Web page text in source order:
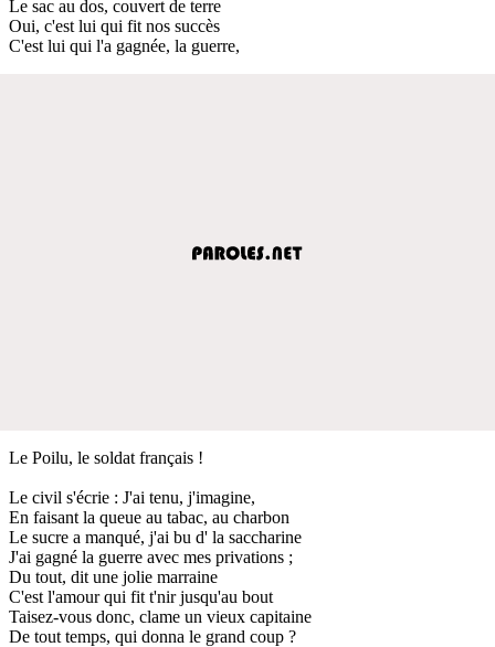
Le sac au dos, couvert de terre
Oui, c'est lui qui fit nos succès
C'est lui qui l'a gagnée, la guerre,
Le Poilu, le soldat français !
Le civil s'écrie : J'ai tenu, j'imagine,
En faisant la queue au tabac, au charbon
Le sucre a manqué, j'ai bu d' la saccharine
J'ai gagné la guerre avec mes privations ;
Du tout, dit une jolie marraine
C'est l'amour qui fit t'nir jusqu'au bout
Taisez-vous donc, clame un vieux capitaine
De tout temps, qui donna le grand coup ?